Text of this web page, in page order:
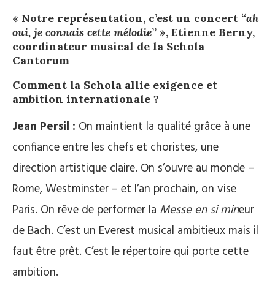
« Notre représentation, c’est un concert “ah
oui, je connais cette mélodie” », Etienne Berny,
coordinateur musical de la Schola
Cantorum
Comment la Schola allie exigence et
ambition internationale ?
Jean Persil : On maintient la qualité grâce à une
confiance entre les chefs et choristes, une
direction artistique claire. On s’ouvre au monde –
Rome, Westminster – et l’an prochain, on vise
Paris. On rêve de performer la Messe en si mineur
de Bach. C’est un Everest musical ambitieux mais il
faut être prêt. C’est le répertoire qui porte cette
ambition.